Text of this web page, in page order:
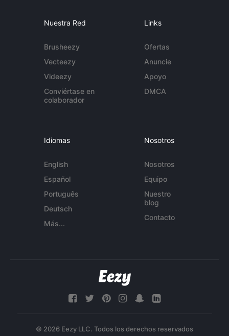
Nuestra Red
Brusheezy
Vecteezy
Videezy
Conviértase en
colaborador
Links
Ofertas
Anuncie
Apoyo
DMCA
Idiomas
English
Español
Português
Deutsch
Más...
Nosotros
Nosotros
Equipo
Nuestro
blog
Contacto
© 2026 Eezy LLC. Todos los derechos reservados